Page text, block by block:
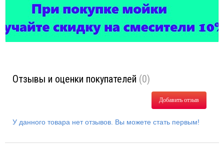
Отзывы и оценки покупателей (0)
Добавить отзыв
У данного товара нет отзывов. Вы можете стать первым!